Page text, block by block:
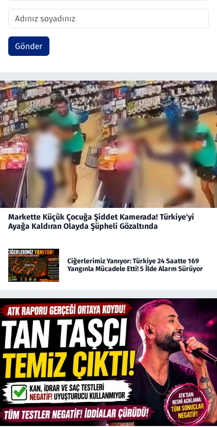
Gönder
Markette Küçük Çocuğa Şiddet Kamerada! Türkiye'yi
Ayağa Kaldıran Olayda Şüpheli Gözaltında
Ciğerlerimiz Yanıyor: Türkiye 24 Saatte 169
Yangınla Mücadele Etti! 5 İlde Alarm Sürüyor